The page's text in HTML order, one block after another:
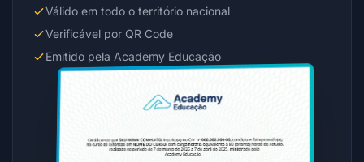
Válido em todo o território nacional
Verificável por QR Code
Emitido pela Academy Educação